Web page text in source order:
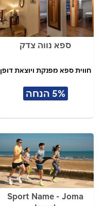
ספא נווה צדק
חווית ספא מפנקת ויוצאת דופן
5% הנחה
Sport Name - Joma